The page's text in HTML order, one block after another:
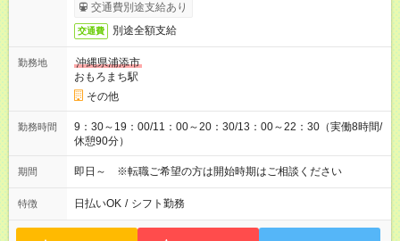
交通費別途支給あり
交通費 別途全額支給
勤務地
沖縄県浦添市
おもろまち駅
その他
勤務時間
9：30～19：00/11：00～20：30/13：00～22：30（実働8時間/
休憩90分）
期間 即日～ ※転職ご希望の方は開始時期はご相談ください
特徴 日払いOK / シフト勤務